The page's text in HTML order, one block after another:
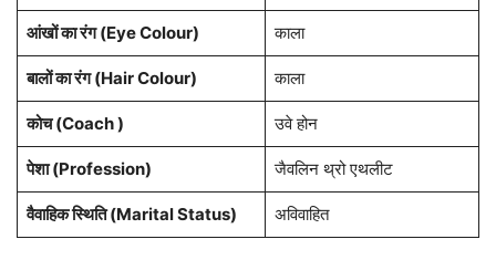
आंखों का रंग (Eye Colour) काला
बालों का रंग (Hair Colour) काला
कोच (Coach ) उवे होन
पेशा (Profession) जैवलिन थ्रो एथलीट
वैवाहिक स्थिति (Marital Status) अविवाहित